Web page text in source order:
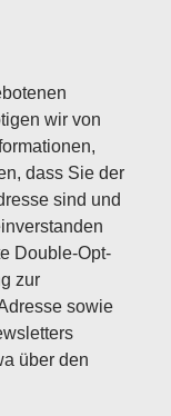
wir von
dass Sie der
sind und
Double-Opt-
zur
sowie
über den